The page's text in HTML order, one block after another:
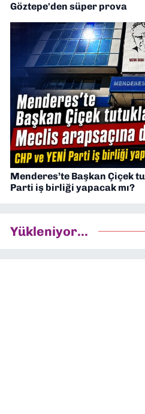
Göztepe'den süper prova
Menderes’te Başkan Çiçek
Parti iş birliği yapacak mı?
Yükleniyor...